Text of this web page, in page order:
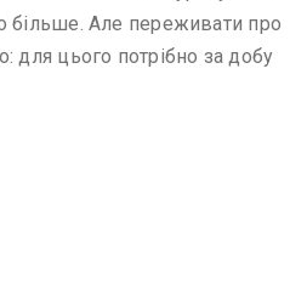
більше. Але переживати про
для цього потрібно за добу